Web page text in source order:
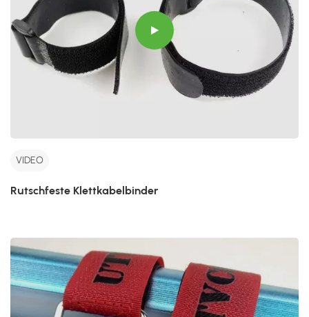
VIDEO
Rutschfeste Klettkabelbinder